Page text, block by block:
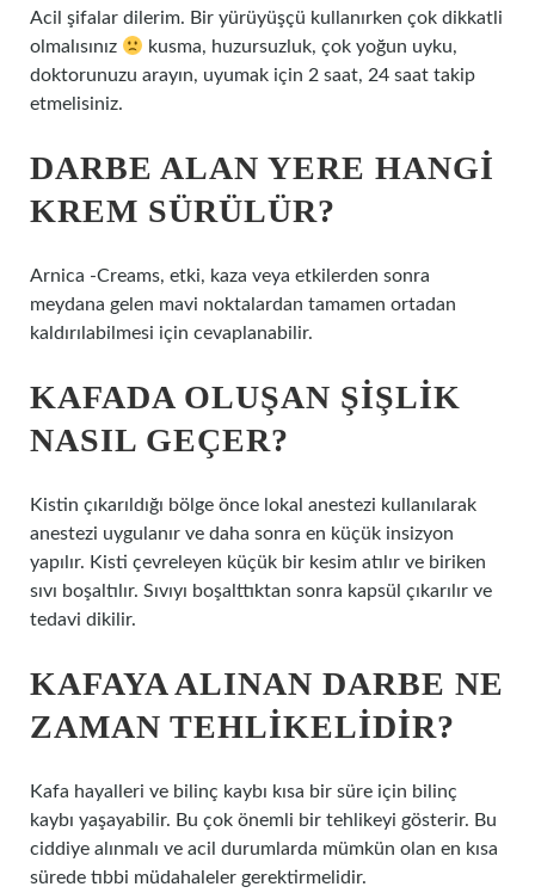
Acil şifalar dilerim. Bir yürüyüşçü kullanırken çok dikkatli
olmalısınız
kusma, huzursuzluk, çok yoğun uyku,
doktorunuzu arayın, uyumak için 2 saat, 24 saat takip
etmelisiniz.
DARBE ALAN YERE HANGI
KREM SÜRÜLÜR?
Arnica -Creams, etki, kaza veya etkilerden sonra
meydana gelen mavi noktalardan tamamen ortadan
kaldırılabilmesi için cevaplanabilir.
KAFADA OLUŞAN ŞIŞLIK
NASIL GEÇER?
Kistin çıkarıldığı bölge önce lokal anestezi kullanılarak
anestezi uygulanır ve daha sonra en küçük insizyon
yapılır. Kisti çevreleyen küçük bir kesim atılır ve biriken
sıvı boşaltılır. Sıvıyı boşalttıktan sonra kapsül çıkarılır ve
tedavi dikilir.
KAFAYA ALINAN DARBE NE
ZAMAN TEHLIKELIDIR?
Kafa hayalleri ve bilinç kaybı kısa bir süre için bilinç
kaybı yaşayabilir. Bu çok önemli bir tehlikeyi gösterir. Bu
ciddiye alınmalı ve acil durumlarda mümkün olan en kısa
sürede tıbbi müdahaleler gerektirmelidir.